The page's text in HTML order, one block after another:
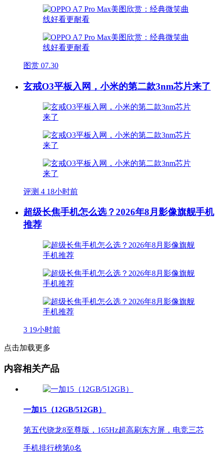
图赏 07.30
玄戒O3平板入网，小米的第二款3nm芯片来了
评测 4 18小时前
超级长焦手机怎么选？2026年8月影像旗舰手机
推荐
3 19小时前
点击加载更多
内容相关产品
一加15（12GB/512GB）
第五代骁龙8至尊版，165Hz超高刷东方屏，电竞三芯
手机排行榜第0名